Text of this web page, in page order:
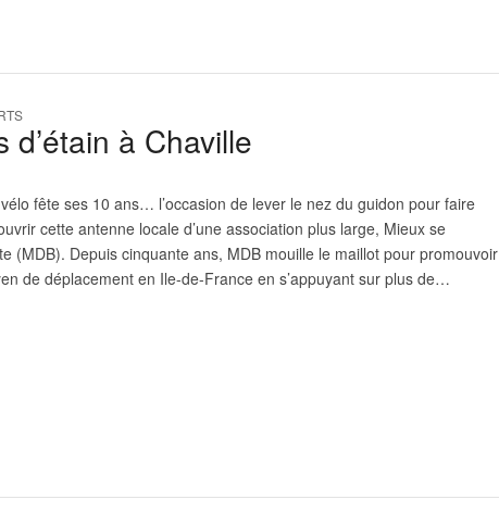
à Chaville
fête ses 10 ans… l’occasion de lever le nez du guidon pour faire
cette antenne locale d’une association plus large, Mieux se
(MDB). Depuis cinquante ans, MDB mouille le maillot pour promouvoir
de déplacement en Ile-de-France en s’appuyant sur plus de…